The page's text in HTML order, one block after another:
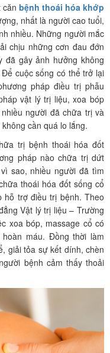
căn bệnh thoái hóa khớp
nhất là người cao tuổi,
nhiều. Những người mắc
chịu những cơn đau đớn
gây ảnh hưởng không
cuộc sống có thể trở lại
pháp điều trị phẫu
vật lý trị liệu, xoa bóp
người đã chữa trị và
cần quá lo lắng.
trị bệnh thoái hóa đốt
pháp nào chữa trị dứt
sao, nhiều người đã tìm
thoái hóa đốt sống cổ
hỗ trợ điều trị bệnh. Theo
Vật lý trị liệu – Trường
xoa bóp, massage cổ có
máu. Đồng thời làm
giải tỏa sự kết dính, chèn
bệnh cảm thấy thoải